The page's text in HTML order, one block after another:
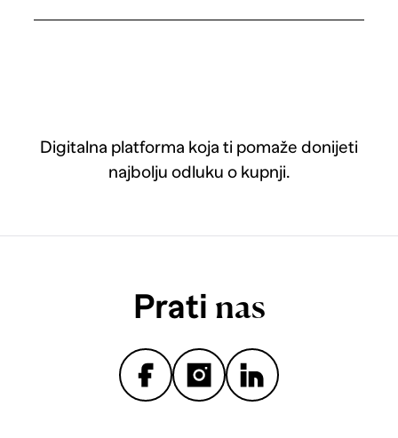
Digitalna platforma koja ti pomaže donijeti
najbolju odluku o kupnji.
Prati nas